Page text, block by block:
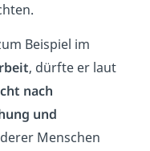
Beispiel im
, dürfte er laut
nach
und
Menschen